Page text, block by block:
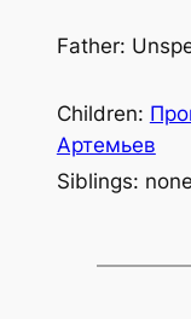
Father:
Children:
Артемьев
Siblings: none